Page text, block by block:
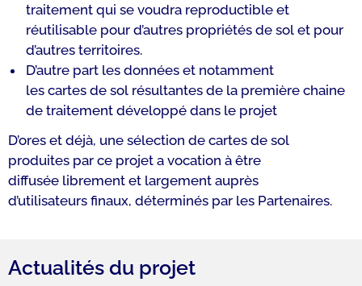
traitement qui se voudra reproductible et
réutilisable pour d’autres propriétés de sol et pour
d’autres territoires.
D’autre part les données et notamment
les cartes de sol résultantes de la première chaine
de traitement développé dans le projet
D’ores et déjà, une sélection de cartes de sol
produites par ce projet a vocation à être
diffusée librement et largement auprès
d’utilisateurs finaux, déterminés par les Partenaires.
Actualités du projet